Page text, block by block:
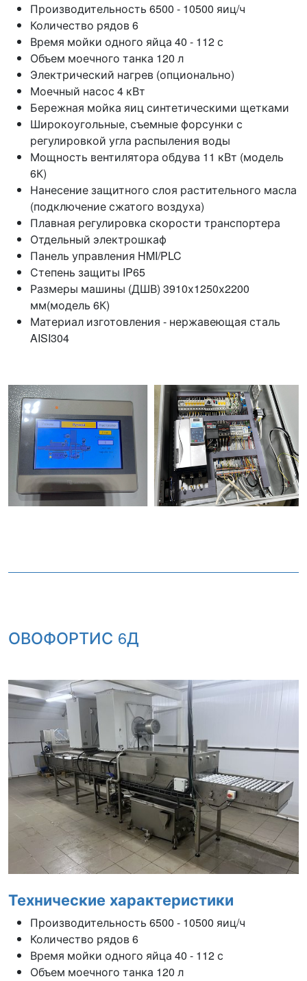
Производительность 6500 - 10500 яиц/ч
Количество рядов 6
Время мойки одного яйца 40 - 112 с
Объем моечного танка 120 л
Электрический нагрев (опционально)
Моечный насос 4 кВт
Бережная мойка яиц синтетическими щетками
Широкоугольные, съемные форсунки с
регулировкой угла распыления воды
Мощность вентилятора обдува 11 кВт (модель
6К)
Нанесение защитного слоя растительного масла
(подключение сжатого воздуха)
Плавная регулировка скорости транспортера
Отдельный электрошкаф
Панель управления HMI/PLC
Степень защиты IP65
Размеры машины (ДШВ) 3910х1250х2200
мм(модель 6К)
Материал изготовления - нержавеющая сталь
AISI304
ОВОФОРТИС 6Д
Технические характеристики
Производительность 6500 - 10500 яиц/ч
Количество рядов 6
Время мойки одного яйца 40 - 112 с
Объем моечного танка 120 л